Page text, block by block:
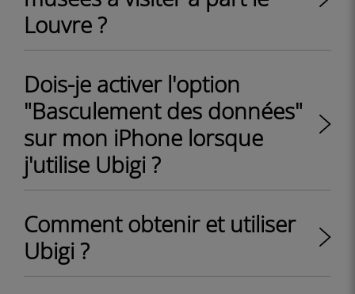
Louvre ?
Dois-je activer l'option
"Basculement des données"
sur mon iPhone lorsque
j'utilise Ubigi ?
Comment obtenir et utiliser
Ubigi ?